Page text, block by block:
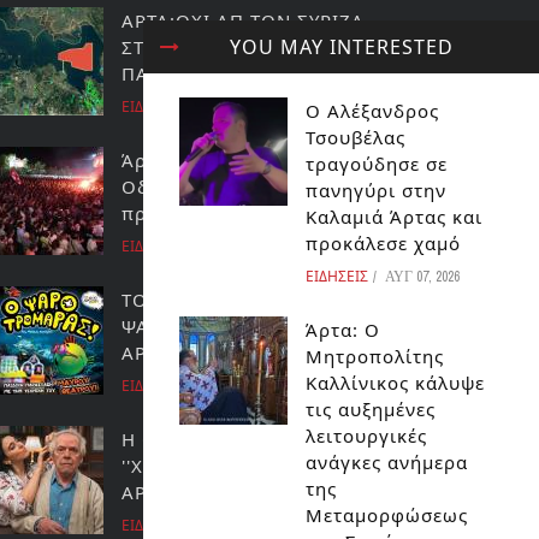
YOU MAY INTERESTED
Ο Αλέξανδρος
Τσουβέλας
τραγούδησε σε
πανηγύρι στην
Καλαμιά Άρτας και
προκάλεσε χαμό
ΕΙΔΗΣΕΙΣ ΑΥΓ 07, 2026
Άρτα: Ο
Μητροπολίτης
Καλλίνικος κάλυψε
τις αυξημένες
λειτουργικές
ανάγκες ανήμερα
της
Μεταμορφώσεως
ΑΡΤΑ:ΟΧΙ ΑΠ ΤΟΝ ΣΥΡΙΖΑ
ΣΤΟ ΠΛΩΤΟ ΦΩΤΟΒΟΛΤΑΙΚΟ
ΠΑΡΚΟ ΣΤΟΝ ΑΜΒΡΑΚΙΚΟ
ΕΙΔΗΣΕΙΣ
Άρτα: 52ο Φεστιβάλ ΚΝΕ-
Οδηγητή δείτε το
πρόγραμμα
ΕΙΔΗΣΕΙΣ
ΤΟ ΚΟΥΚΛΟΘΕΑΤΡΟ ''Ο
ΨΑΡΟΤΡΟΜΑΡΑΣ'' ΣΤΗΝ
ΑΡΤΑ
ΕΙΔΗΣΕΙΣ
Η ΘΕΑΤΡΙΚΗ ΠΑΡΑΣΤΑΣΗ
''ΧΟΡΕΨΕ ΠΑΤΕΡΑ'' ΣΤΗΝ
ΑΡΤΑ
ΕΙΔΗΣΕΙΣ